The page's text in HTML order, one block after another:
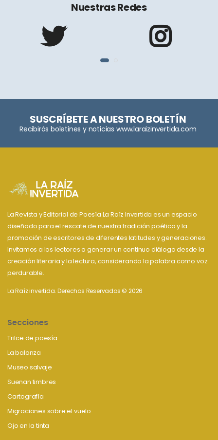
Nuestras Redes
SUSCRÍBETE A NUESTRO BOLETÍN
Recibirás boletines y noticias www.laraizinvertida.com
La Revista y Editorial de Poesía La Raíz Invertida es un espacio
diseñado para el rescate de nuestra tradición poética y la
promoción de escritores de diferentes latitudes y generaciones.
Invitamos a los lectores a generar un continuo diálogo desde la
creación literaria y la lectura, considerando la palabra como voz
perdurable.
La Raíz invertida. Derechos Reservados © 2026
Secciones
Trilce de poesía
La balanza
Museo salvaje
Suenan timbres
Cartografía
Migraciones sobre el vuelo
Ojo en la tinta